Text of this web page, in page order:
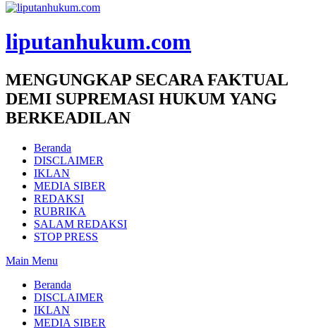
liputanhukum.com
MENGUNGKAP SECARA FAKTUAL
DEMI SUPREMASI HUKUM YANG
BERKEADILAN
Beranda
DISCLAIMER
IKLAN
MEDIA SIBER
REDAKSI
RUBRIKA
SALAM REDAKSI
STOP PRESS
Main Menu
Beranda
DISCLAIMER
IKLAN
MEDIA SIBER